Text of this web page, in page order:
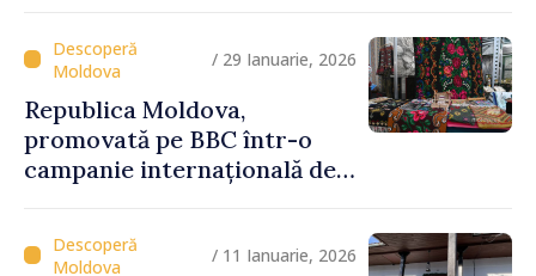
turistice unice
/ 29 Ianuarie, 2026
Republica Moldova,
promovată pe BBC într-o
campanie internațională de
/ 11 Ianuarie, 2026